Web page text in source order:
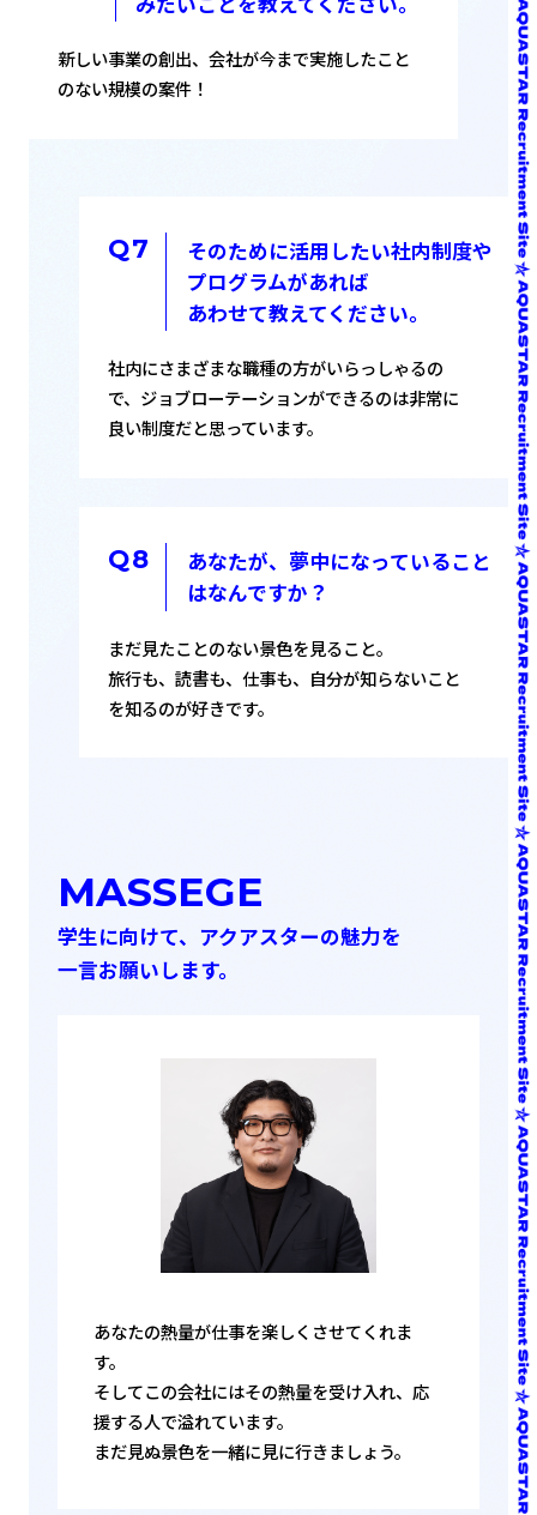
新しい事業の創出、会社が今まで実施したこと
のない規模の案件！
そのために活用したい社内制度や
プログラムがあれば
あわせて教えてください。
社内にさまざまな職種の方がいらっしゃるの
で、ジョブローテーションができるのは非常に
良い制度だと思っています。
あなたが、夢中になっていること
はなんですか？
まだ見たことのない景色を見ること。
旅行も、読書も、仕事も、自分が知らないこと
を知るのが好きです。
MASSEGE
学生に向けて、アクアスターの魅力を
一言お願いします。
あなたの熱量が仕事を楽しくさせてくれま
す。
そしてこの会社にはその熱量を受け入れ、応
援する人で溢れています。
まだ見ぬ景色を一緒に見に行きましょう。